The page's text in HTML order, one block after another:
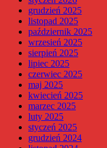
grudzień 2025
listopad 2025
październik 2025
wrzesień 2025
sierpień 2025
lipiec 2025
czerwiec 2025
maj 2025
kwiecień 2025
marzec 2025
luty 2025
styczeń 2025
grudzień 2024